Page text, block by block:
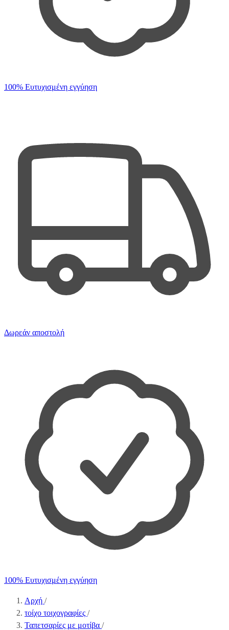
100% Ευτυχισμένη εγγύηση
Δωρεάν αποστολή
100% Ευτυχισμένη εγγύηση
Αρχή /
τοίχο τοιχογραφίες /
Ταπετσαρίες με μοτίβα /